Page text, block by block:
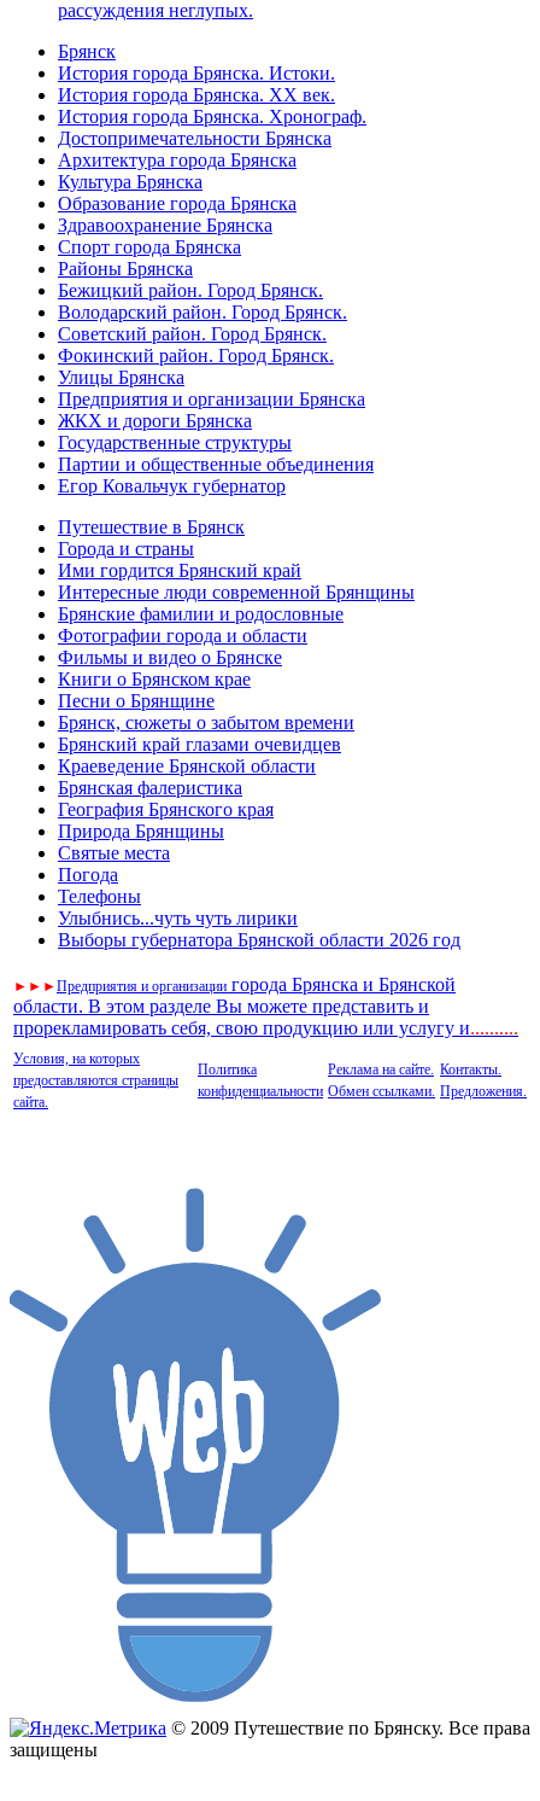
рассуждения неглупых.
Брянск
История города Брянска. Истоки.
История города Брянска. XX век.
История города Брянска. Хронограф.
Достопримечательности Брянска
Архитектура города Брянска
Культура Брянска
Образование города Брянска
Здравоохранение Брянска
Спорт города Брянска
Районы Брянска
Бежицкий район. Город Брянск.
Володарский район. Город Брянск.
Советский район. Город Брянск.
Фокинский район. Город Брянск.
Улицы Брянска
Предприятия и организации Брянска
ЖКХ и дороги Брянска
Государственные структуры
Партии и общественные объединения
Егор Ковальчук губернатор
Путешествие в Брянск
Города и страны
Ими гордится Брянский край
Интересные люди современной Брянщины
Брянские фамилии и родословные
Фотографии города и области
Фильмы и видео о Брянске
Книги о Брянском крае
Песни о Брянщине
Брянск, сюжеты о забытом времени
Брянский край глазами очевидцев
Краеведение Брянской области
Брянская фалеристика
География Брянского края
Природа Брянщины
Святые места
Погода
Телефоны
Улыбнись...чуть чуть лирики
Выборы губернатора Брянской области 2026 год
► ► ►Предприятия и организации города Брянска и Брянской
области. В этом разделе Вы можете представить и
прорекламировать себя, свою продукцию или услугу и..........
Условия, на которых
предоставляются страницы
сайта.
Политика
конфиденциальности
Реклама на сайте.
Обмен ссылками.
Контакты.
Предложения.
© 2009 Путешествие по Брянску. Все права
защищены